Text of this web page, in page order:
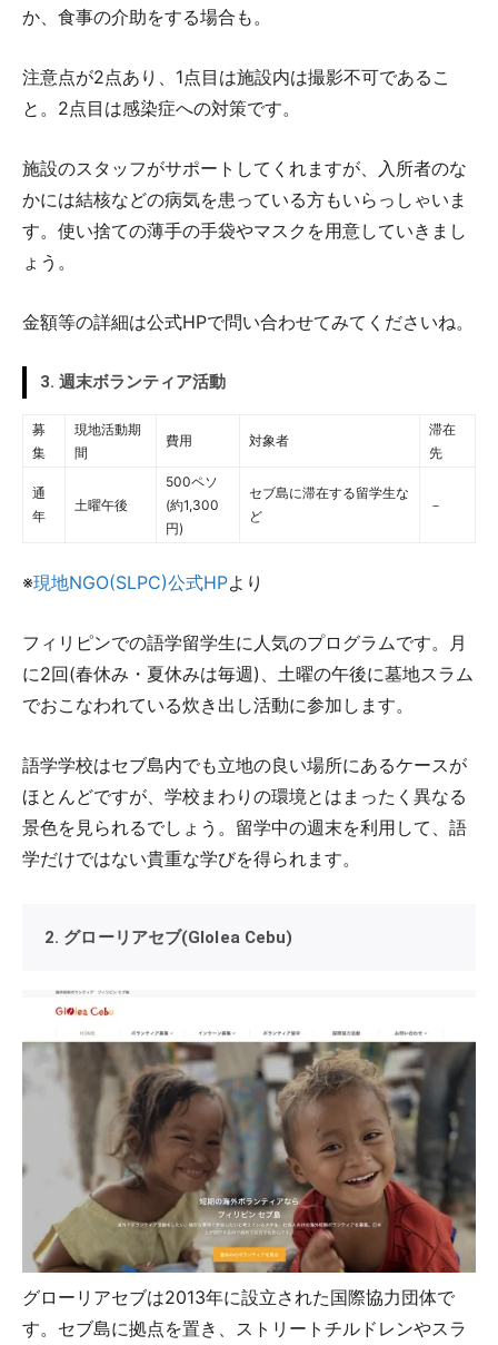
か、食事の介助をする場合も。
注意点が2点あり、1点目は施設内は撮影不可であるこ
と。2点目は感染症への対策です。
施設のスタッフがサポートしてくれますが、入所者のな
かには結核などの病気を患っている方もいらっしゃいま
す。使い捨ての薄手の手袋やマスクを用意していきまし
ょう。
金額等の詳細は公式HPで問い合わせてみてくださいね。
3. 週末ボランティア活動
募
集
現地活動期
間
費用 対象者
滞在
先
通
年
土曜午後
500ペソ
(約1,300
円)
セブ島に滞在する留学生な
ど
－
※現地NGO(SLPC)公式HPより
フィリピンでの語学留学生に人気のプログラムです。月
に2回(春休み・夏休みは毎週)、土曜の午後に墓地スラム
でおこなわれている炊き出し活動に参加します。
語学学校はセブ島内でも立地の良い場所にあるケースが
ほとんどですが、学校まわりの環境とはまったく異なる
景色を見られるでしょう。留学中の週末を利用して、語
学だけではない貴重な学びを得られます。
2. グローリアセブ(Glolea Cebu)
グローリアセブは2013年に設立された国際協力団体で
す。セブ島に拠点を置き、ストリートチルドレンやスラ